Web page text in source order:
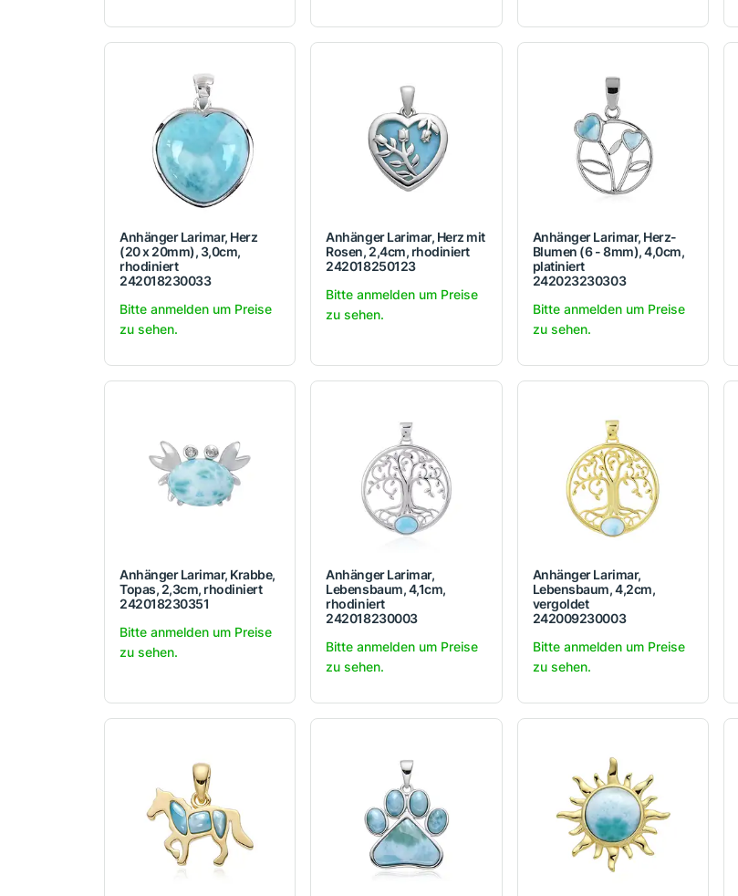
Anhänger Larimar, Herz
(20 x 20mm), 3,0cm,
rhodiniert
242018230033
Bitte anmelden um Preise
zu sehen.
Anhänger Larimar, Herz mit
Rosen, 2,4cm, rhodiniert
242018250123
Bitte anmelden um Preise
zu sehen.
Anhänger Larimar, Herz-
Blumen (6 - 8mm), 4,0cm,
platiniert
242023230303
Bitte anmelden um Preise
zu sehen.
Anhänger Larimar, Krabbe,
Topas, 2,3cm, rhodiniert
242018230351
Bitte anmelden um Preise
zu sehen.
Anhänger Larimar,
Lebensbaum, 4,1cm,
rhodiniert
242018230003
Bitte anmelden um Preise
zu sehen.
Anhänger Larimar,
Lebensbaum, 4,2cm,
vergoldet
242009230003
Bitte anmelden um Preise
zu sehen.